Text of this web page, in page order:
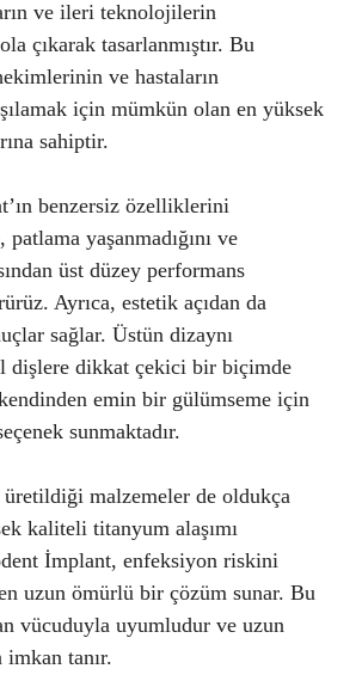
ve ileri teknolojilerin
çıkarak tasarlanmıştır. Bu
ve hastaların
için mümkün olan en yüksek
sahiptir.
benzersiz özelliklerini
yaşanmadığını ve
üst düzey performans
Ayrıca, estetik açıdan da
sağlar. Üstün dizaynı
dişlere dikkat çekici bir biçimde
emin bir gülümseme için
sunmaktadır.
malzemeler de oldukça
kaliteli titanyum alaşımı
İmplant, enfeksiyon riskini
uzun ömürlü bir çözüm sunar. Bu
vücuduyla uyumludur ve uzun
tanır.